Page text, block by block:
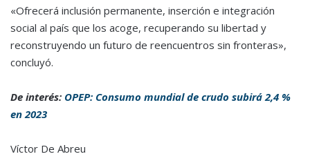
«Ofrecerá inclusión permanente, inserción e integración
social al país que los acoge, recuperando su libertad y
reconstruyendo un futuro de reencuentros sin fronteras»,
concluyó.
De interés: OPEP: Consumo mundial de crudo subirá 2,4 %
en 2023
Víctor De Abreu